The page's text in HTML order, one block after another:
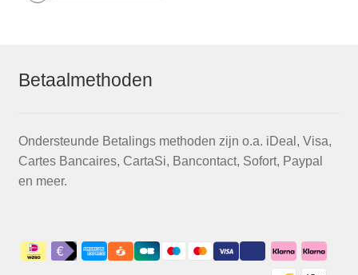
Betaalmethoden
Ondersteunde Betalings methoden zijn o.a. iDeal, Visa,
Cartes Bancaires, CartaSi, Bancontact, Sofort, Paypal
en meer.